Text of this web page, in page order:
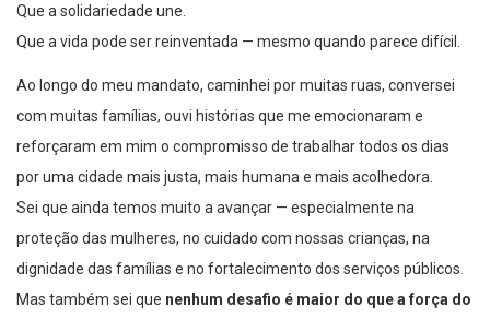
Que a solidariedade une.
Que a vida pode ser reinventada — mesmo quando parece difícil.
Ao longo do meu mandato, caminhei por muitas ruas, conversei
com muitas famílias, ouvi histórias que me emocionaram e
reforçaram em mim o compromisso de trabalhar todos os dias
por uma cidade mais justa, mais humana e mais acolhedora.
Sei que ainda temos muito a avançar — especialmente na
proteção das mulheres, no cuidado com nossas crianças, na
dignidade das famílias e no fortalecimento dos serviços públicos.
Mas também sei que nenhum desafio é maior do que a força do